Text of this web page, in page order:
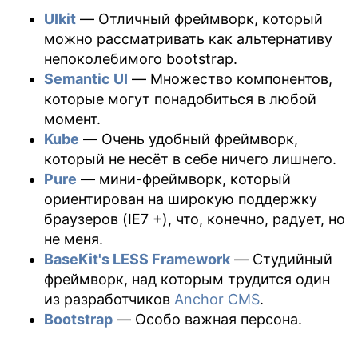
UIkit — Отличный фреймворк, который
можно рассматривать как альтернативу
непоколебимого bootstrap.
Semantic UI — Множество компонентов,
которые могут понадобиться в любой
момент.
Kube — Очень удобный фреймворк,
который не несёт в себе ничего лишнего.
Pure — мини-фреймворк, который
ориентирован на широкую поддержку
браузеров (IE7 +), что, конечно, радует, но
не меня.
BaseKit's LESS Framework — Студийный
фреймворк, над которым трудится один
из разработчиков Anchor CMS.
Bootstrap — Особо важная персона.